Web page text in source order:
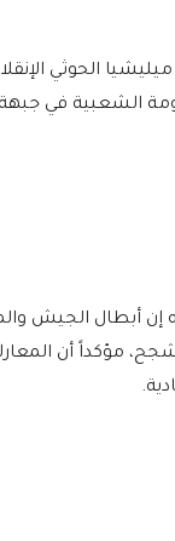
من أفراد ميليشيا
الشعبية في
أبطال الجيش